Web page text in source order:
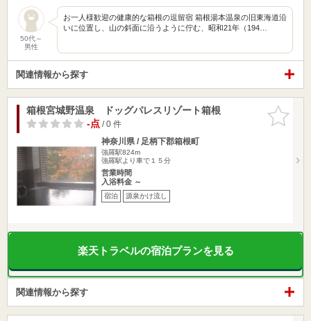
50代～
男性
お一人様歓迎の健康的な箱根の逗留宿 箱根湯本温泉の旧東海道沿
いに位置し、山の斜面に沿うように佇む、昭和21年（194…
関連情報から探す
お気に入
りに追加
箱根宮城野温泉 ドッグパレスリゾート箱根
-点/ 0 件
神奈川県 / 足柄下郡箱根町
強羅駅824m
強羅駅より車で１５分
営業時間
入浴料金 ～
宿泊 源泉かけ流し
楽天トラベルの宿泊プランを見る
関連情報から探す